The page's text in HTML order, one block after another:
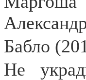
Бабло
Не